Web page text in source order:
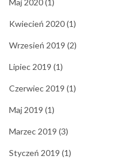
Maj 2020(1)
Kwiecień 2020(1)
Wrzesień 2019 (2)
Lipiec 2019 (1)
Czerwiec 2019 (1)
Maj 2019 (1)
Marzec 2019 (3)
Styczeń 2019 (1)